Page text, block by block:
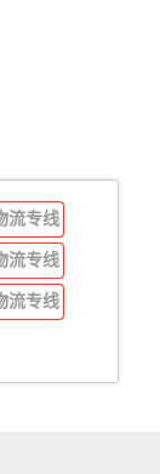
流专线
流专线
流专线